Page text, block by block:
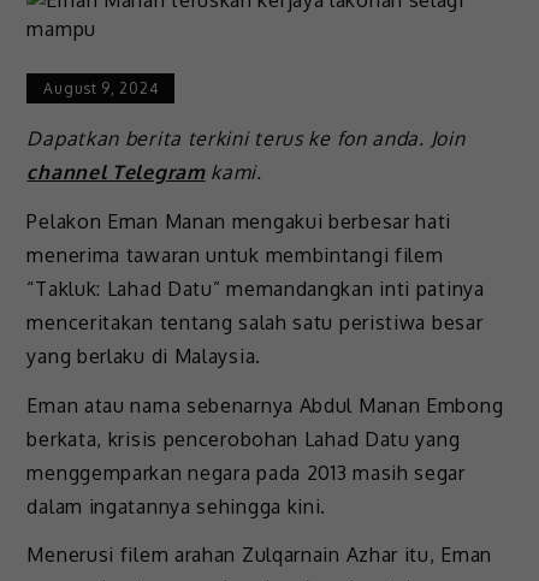
August 9, 2024
Dapatkan berita terkini terus ke fon anda. Join
channel Telegramkami.
Pelakon Eman Manan mengakui berbesar hati
menerima tawaran untuk membintangi filem
“Takluk: Lahad Datu” memandangkan inti patinya
menceritakan tentang salah satu peristiwa besar
yang berlaku di Malaysia.
Eman atau nama sebenarnya Abdul Manan Embong
berkata, krisis pencerobohan Lahad Datu yang
menggemparkan negara pada 2013 masih segar
dalam ingatannya sehingga kini.
Menerusi filem arahan Zulqarnain Azhar itu, Eman